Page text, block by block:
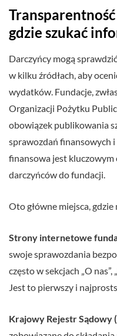
gdzie szukać
Darczyńcy mogą
w kilku źródłach, aby
wydatków. Fundacje,
Organizacji Pożytku
obowiązek publikowania
sprawozdań finansowych
finansowa jest
darczyńców do fundacji.
Oto główne miejsca,
Strony internetowe
swoje sprawozdania
często w sekcjach „O nas”,
Jest to pierwszy i
Krajowy Rejestr Sądowy